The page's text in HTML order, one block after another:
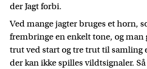
der Jagt forbi.
Ved mange jagter bruges et horn,
frembringe en enkelt tone, og man
trut ved start og tre trut til samling
der kan ikke spilles vildtsignaler. Så